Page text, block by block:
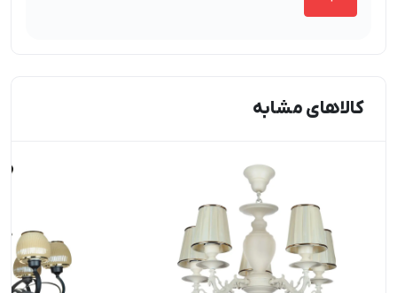
کالاهای مشابه